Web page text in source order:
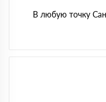
В любую точку